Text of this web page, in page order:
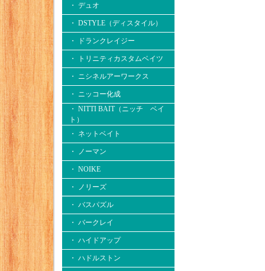
・ デュオ
・ DSTYLE（ディスタイル）
・ ドランクレイジー
・ トリニティカスタムベイツ
・ ニシネルアーワークス
・ ニッコー化成
・ NITTI BAIT（ニッチ ベイ
ト）
・ ネットベイト
・ ノーマン
・ NOIKE
・ ノリーズ
・ バスパズル
・ バークレイ
・ ハイドアップ
・ ハドルストン